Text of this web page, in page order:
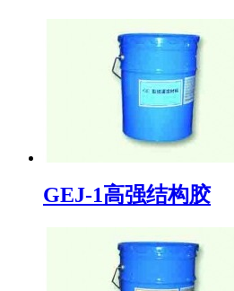
GEJ-1高强结构胶